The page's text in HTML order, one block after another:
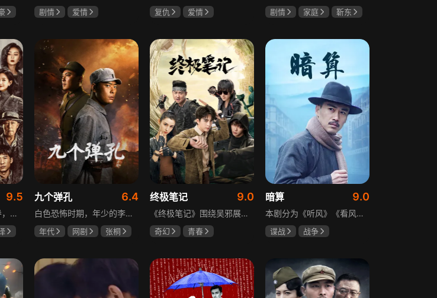
剧情
爱情
复仇
爱情
剧情 家庭
靳东
9.5
由金牌导演徐纪周执导，张译、张颂文、李一桐、张志坚、吴刚领衔主演，倪大红、韩童生、李建义特邀主演的中央政法委重点项目。一部扫黑除恶坚决斗争的回忆录，横跨20年的群像叙事全景式展现时代变迁下的黑白较量与复杂人性。
九个弹孔 6.4
白色恐怖时期，年少的李智信家破人亡后投身革命武装，因作战有勇有谋获“小狼崽子”绰号。他长期率部孤悬敌后，与日寇、反动派对决，多次负伤仍不改初心。凭借坚韧意志，他从游击队员成长为新四军干部、解放军司令员，身上的九个弹孔是他践行革命誓言、见证成长的勋章。
年代 网剧
张桐
终极笔记 9.0
《终极笔记》围绕吴邪展开，他因好奇三叔经历，历险归来收神秘录像带后卷入阴谋，只身闯格尔木疗养院偶遇张起灵等六人组队，在西王母宫发现陨玉，却遇三叔失踪、张起灵失忆。众人寻记忆探张家古楼，因裘德考介入受阻，后联手霍老太再探遭意外，谜团未解，吴邪被迫伪装成三叔，剧情充满冒险与悬疑。
奇幻
青春
暗算 9.0
本剧分为《听风》《看风》和《捕风》三个篇章，三者在时间关系及故事上相对独立，又千丝万缕。听风，即无线电侦听者，是一群“靠耳朵打江山”的人，他们的耳朵可以听到天外之音、无声之音、秘密之音。看风，即密码破译的人，是一群“善于神机妙算”的人，他们的慧眼可以识破天机、释读天书、看阅无字之书。捕风，即我党地下工作者，在国民党大肆实施白色恐怖时期，他们是牺牲者更是战斗者，乔装打扮深入虎穴，迎风而战，为缔造共和国立下不朽的丰功伟业。
谍战
战争